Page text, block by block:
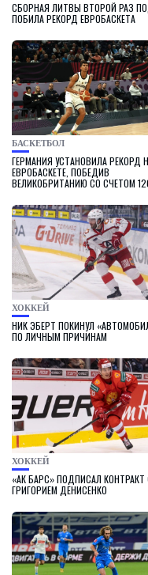
СБОРНАЯ ЛИТВЫ ВТОРОЙ РАЗ
ПОБИЛА РЕКОРД ЕВРОБАСКЕТА
БАСКЕТБОЛ
ГЕРМАНИЯ УСТАНОВИЛА РЕКОРД
ЕВРОБАСКЕТЕ, ПОБЕДИВ
ВЕЛИКОБРИТАНИЮ СО СЧЕТОМ
ХОККЕЙ
НИК ЭБЕРТ ПОКИНУЛ
ПО ЛИЧНЫМ ПРИЧИНАМ
ХОККЕЙ
«АК БАРС» ПОДПИСАЛ КОНТРАКТ
ГРИГОРИЕМ ДЕНИСЕНКО